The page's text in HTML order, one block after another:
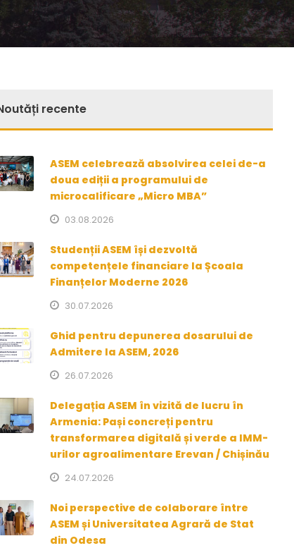
recente
ASEM celebrează absolvirea celei de-a
doua ediții a programului de
microcalificare „Micro MBA”
03.08.2026
Studenții ASEM își dezvoltă
competențele financiare la Școala
Finanțelor Moderne 2026
30.07.2026
Ghid pentru depunerea dosarului de
Admitere la ASEM, 2026
26.07.2026
Delegația ASEM în vizită de lucru în
Armenia: Pași concreți pentru
transformarea digitală și verde a IMM-
urilor agroalimentare Erevan / Chișinău
24.07.2026
Noi perspective de colaborare între
ASEM și Universitatea Agrară de Stat
din Odesa